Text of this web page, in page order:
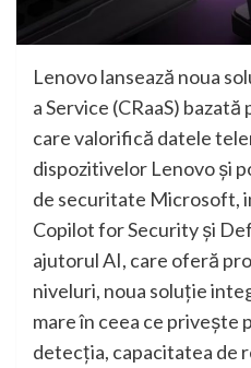
Lenovo lansează noua
a Service (CRaaS)
care valorifică datele
dispozitivelor Lenovo și
de securitate Microsoft,
Copilot for Security și
ajutorul AI, care oferă
niveluri, noua soluție
mare în ceea ce
detecția, capacitatea de